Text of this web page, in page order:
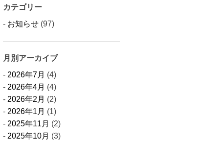
カテゴリー
お知らせ (97)
月別アーカイブ
2026年7月 (4)
2026年4月 (4)
2026年2月 (2)
2026年1月 (1)
2025年11月 (2)
2025年10月 (3)